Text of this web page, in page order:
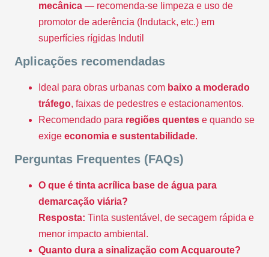
mecânica — recomenda-se limpeza e uso de
promotor de aderência (Indutack, etc.) em
superfícies rígidas Indutil
Aplicações recomendadas
Ideal para obras urbanas com baixo a moderado
tráfego, faixas de pedestres e estacionamentos.
Recomendado para regiões quentes e quando se
exige economia e sustentabilidade.
Perguntas Frequentes (FAQs)
O que é tinta acrílica base de água para
demarcação viária?
Resposta: Tinta sustentável, de secagem rápida e
menor impacto ambiental.
Quanto dura a sinalização com Acquaroute?